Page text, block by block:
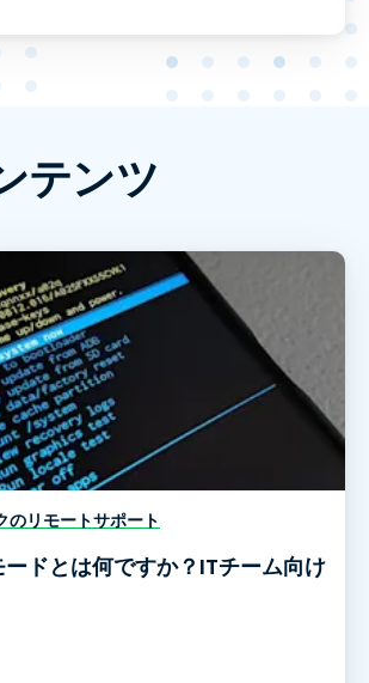
テンツ
のリモートサポート
ードとは何ですか？ITチーム向け